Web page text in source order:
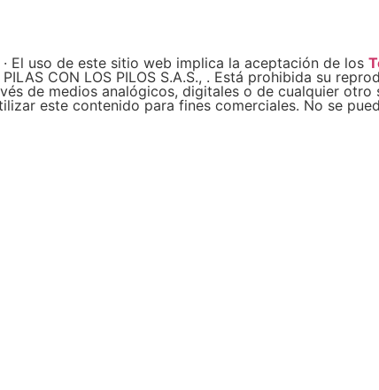
El uso de este sitio web implica la aceptación de los
CON LOS PILOS S.A.S., . Está prohibida su
de medios analógicos, digitales o de cualquier
este contenido para fines comerciales. No se